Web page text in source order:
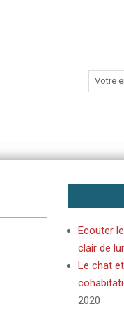
Ecouter
clair de
Le chat
2020